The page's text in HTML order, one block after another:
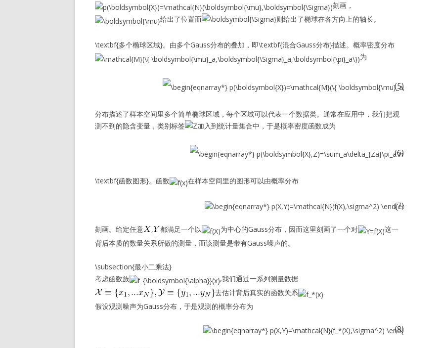
刻画，
给出了位置而
则给出了椭球在各方向上的轴长。
\textbf{多个椭球区域}。由多个Gauss分布的叠加，即\textbf{混合Gauss分布}描述。概率密度分布
为
(5)
分布描述了样本空间里多个简单椭球区域，每个区域可以代表一个数据类。通常在应用中，我们把观
测不到的隐含变量，类别标签
加入到统计量集合中，于是概率密度函数成为
(6)
\textbf{函数图形}。函数 在样本空间里的图形可以由概率分布
(7)
刻画。给定任意 , 都满足一个以 为中心的Gauss分布，因而这里刻画了一个对
这一
背后本质的数量关系所做的测量，而该测量是带有Gauss噪声的。
\subsection{最小二乘法}
考虑函数族
,我们通过一系列测量数据
去估计背后真实的函数关系
.
假设观测噪声为Gauss分布，于是观测的概率分布为
(8)